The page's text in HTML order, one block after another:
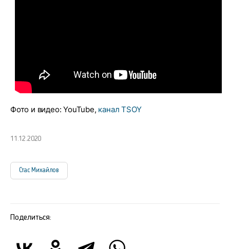
Фото и видео: YouTube, канал TSOY
11.12.2020
Стас Михайлов
Поделиться: